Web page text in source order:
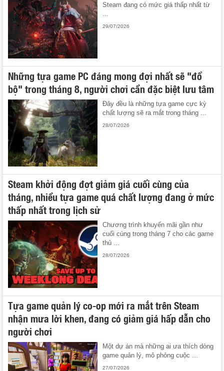
Steam đang có mức giá thấp nhất từ
29/07/2026
Những tựa game PC đáng mong đợi nhất sẽ "đổ
bộ" trong tháng 8, người chơi cần đặc biệt lưu tâm
Đây đều là những tựa game cực kỳ
chất lượng sẽ ra mắt trong tháng ...
28/07/2026
Steam khởi động đợt giảm giá cuối cùng của
tháng, nhiều tựa game quá chất lượng đang ở mức
thấp nhất trong lịch sử
Chương trình khuyến mãi gần như
cuối cùng trong tháng 7 cho các game
thủ ...
28/07/2026
Tựa game quản lý co-op mới ra mắt trên Steam
nhận mưa lời khen, đang có giảm giá hấp dẫn cho
người chơi
Một dự án mà những ai ưa thích dòng
game quản lý, mô phỏng cuộc ...
27/07/2026